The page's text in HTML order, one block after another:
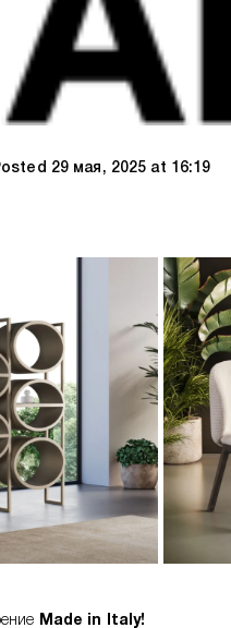
29 мая, 2025 at 16:19
Made in Italy!